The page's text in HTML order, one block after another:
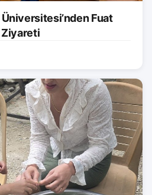
Fuat
Ziyareti